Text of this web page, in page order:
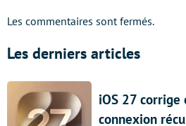
Les commentaires sont fermés.
Les derniers articles
iOS 27
connexion